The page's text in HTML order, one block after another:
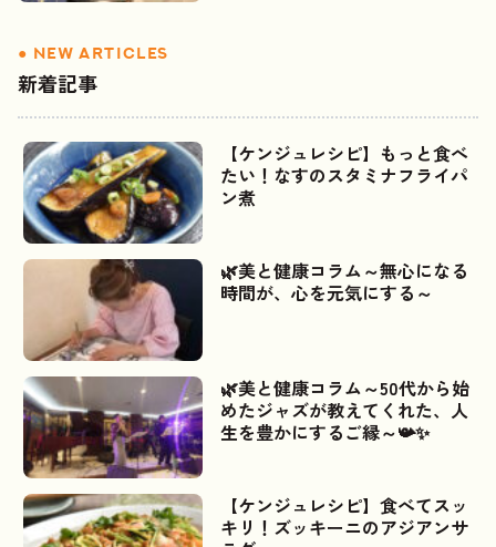
新着記事
【ケンジュレシピ】もっと食べ
たい！なすのスタミナフライパ
ン煮
🌿美と健康コラム～無心になる
時間が、心を元気にする～
🌿美と健康コラム～50代から始
めたジャズが教えてくれた、人
生を豊かにするご縁～📯✨
【ケンジュレシピ】食べてスッ
キリ！ズッキーニのアジアンサ